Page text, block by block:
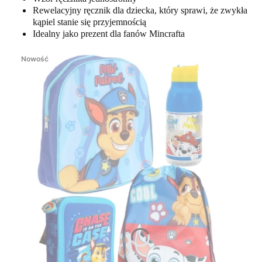
Rewelacyjny ręcznik dla dziecka, który sprawi, że zwykła
kąpiel stanie się przyjemnością
Idealny jako prezent dla fanów Mincrafta
Nowość